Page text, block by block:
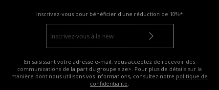
Inscrivez-vous pour bénéficier d'une réduction de 10%*
En saisissant votre adresse e-mail, vous acceptez de recevoir des
communications de la part du groupe size>. Pour plus de détails sur la
manière dont nous utilisons vos informations, consultez notre politique de
confidentialité.